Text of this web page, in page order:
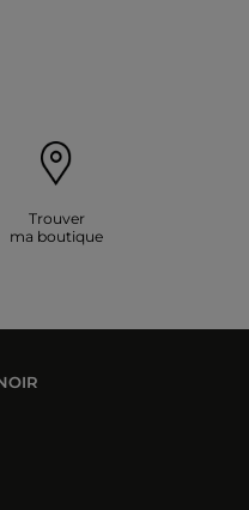
Trouver
ma boutique